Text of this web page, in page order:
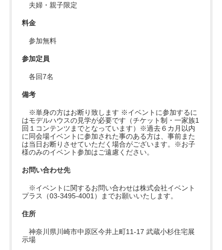
夫婦・親子限定
料金
参加無料
参加定員
各回7名
備考
※単身の方はお断り致します ※イベントに参加するに
はモデルハウスの見学が必要です（チケット制・一家族1
回１コンテンツまでとなっています）※過去６カ月以内
に同会場イベントに参加された事のある方は、事前また
は当日お断りさせていただく場合がございます。※お子
様のみのイベント参加はご遠慮ください。
お問い合わせ先
※イベントに関するお問い合わせは株式会社イベント
プラス（03-3495-4001）までお願いいたします。
住所
神奈川県川崎市中原区今井上町11-17 武蔵小杉住宅展
示場